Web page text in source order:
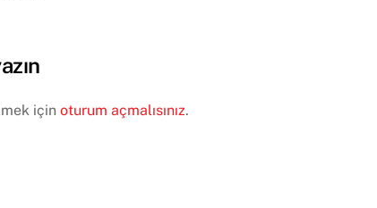
için oturum açmalısınız.